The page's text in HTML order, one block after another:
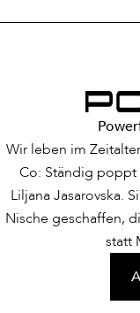
Wir leben im
Co: Ständig poppt
Liljana Jasarovska.
Nische geschaffen,
statt